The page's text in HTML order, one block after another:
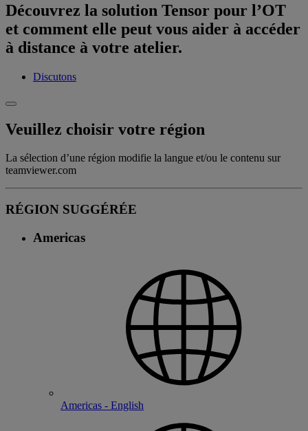
Découvrez la solution Tensor pour l’OT
et comment elle peut vous aider à accéder
à distance à votre atelier.
Discutons
Veuillez choisir votre région
La sélection d’une région modifie la langue et/ou le contenu sur
teamviewer.com
RÉGION SUGGÉRÉE
Americas
Americas - English